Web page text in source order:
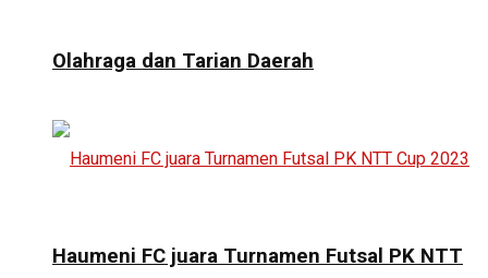
Olahraga dan Tarian Daerah
Haumeni FC juara Turnamen Futsal PK NTT